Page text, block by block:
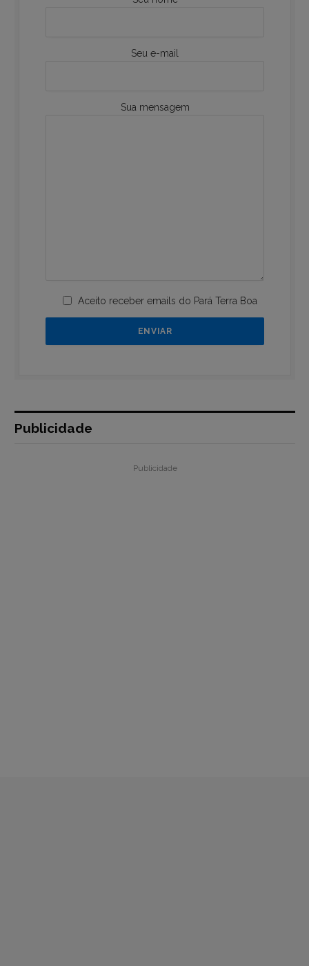
Seu e-mail
Sua mensagem
Aceito receber emails do Pará Terra Boa
Publicidade
Publicidade